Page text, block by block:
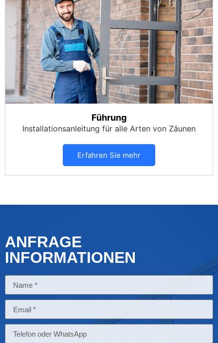
Führung
Installationsanleitung für alle Arten von Zäunen
Erfahren Sie mehr
ANFRAGE
INFORMATIONEN